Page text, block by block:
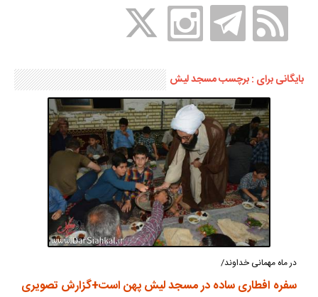
بایگانی برای : برچسب مسجد لیش
در ماه مهمانی خداوند/
سفره افطاری ساده در مسجد لیش پهن است+گزارش تصویری